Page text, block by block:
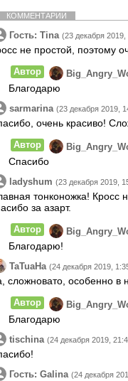
КОММЕНТАРИИ
Гость: Tina (23 декабря 2019,
не простой, поэтому
Автор
Благодарю
sarmarina (23 декабря 2019,
очень красиво!
Автор
Спасибо
ladyshum (23 декабря 2019,
тонконожка! Кросс
за азарт.
Автор
Благодарю!
TaTuaHa (24 декабря 2019,
сложновато, особенно в
Автор
Благодарю
tischina (24 декабря 2019,
Гость: Galina (24 декабря